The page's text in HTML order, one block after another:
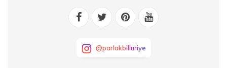
@parlakbilluriye